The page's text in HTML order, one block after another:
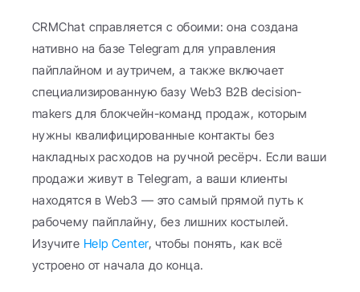
CRMChat справляется с обоими: она создана
нативно на базе Telegram для управления
пайплайном и аутричем, а также включает
специализированную базу Web3 B2B decision-
makers для блокчейн-команд продаж, которым
нужны квалифицированные контакты без
накладных расходов на ручной ресёрч. Если ваши
продажи живут в Telegram, а ваши клиенты
находятся в Web3 — это самый прямой путь к
рабочему пайплайну, без лишних костылей.
Изучите Help Center, чтобы понять, как всё
устроено от начала до конца.